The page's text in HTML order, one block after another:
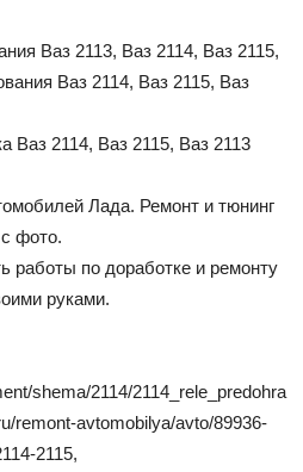
Ваз 2113, Ваз 2114, Ваз 2115,
Ваз 2114, Ваз 2115, Ваз
Ваз 2114, Ваз 2115, Ваз 2113
Лада. Ремонт и тюнинг
фото.
работы по доработке и ремонту
руками.
shema/2114/2114_rele_predohra
remont-avtomobilya/avto/89936-
2115,